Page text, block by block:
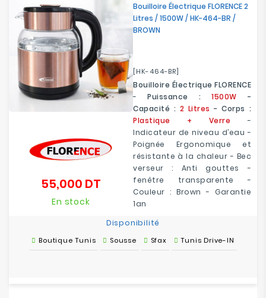
Bouilloire Électrique FLORENCE 2
Litres / 1500W / HK-464-BR /
BROWN
[HK-464-BR]
Bouilloire Électrique FLORENCE
- Puissance :1500W -
Capacité : 2 Litres - Corps :
Plastique + Verre -
Indicateur de niveau d’eau -
Poignée Ergonomique et
résistante à la chaleur - Bec
verseur : Anti gouttes -
fenêtre transparente -
Couleur : Brown - Garantie
1an
55,000 DT
En stock
Disponibilité
Boutique Tunis Sousse Sfax Tunis Drive-IN